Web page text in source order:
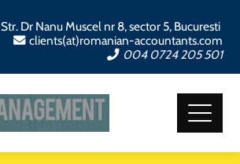
Str. Dr Nanu Muscel nr 8, sector 5, Bucuresti
clients(at)romanian-accountants.com
004 0724 205 501